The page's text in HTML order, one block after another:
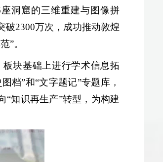
洞窟的三维重建与图像拼
破2300万次，成功推动敦煌
”。
块基础上进行学术信息拓
档”和“文字题记”专题库，
“知识再生产”转型，为构建